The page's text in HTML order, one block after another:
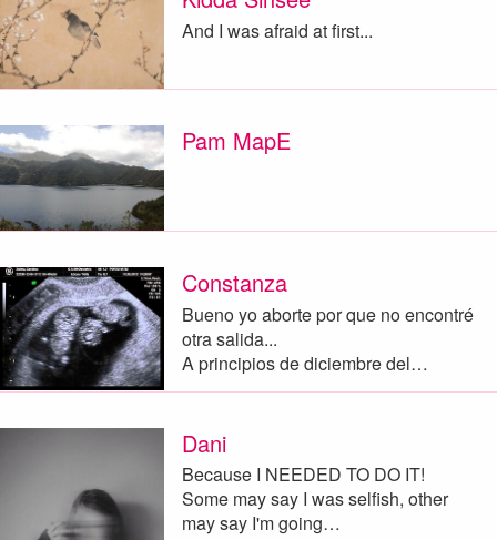
And I was afraid at first...
Pam MapE
Constanza
Bueno yo aborte por que no encontré
otra salida...
A principios de diciembre del…
Dani
Because I NEEDED TO DO IT!
Some may say I was selfish, other
may say I'm going…